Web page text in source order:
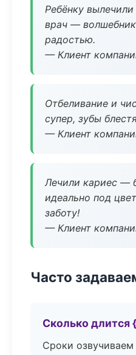
Ребёнку вылечили
врач —
радостью.
— Клиент
Отбеливание и
супер, зубы
— Клиент
Лечили кариес —
идеально под
заботу!
— Клиент
Часто
Сколько длится
Сроки озвучиваем